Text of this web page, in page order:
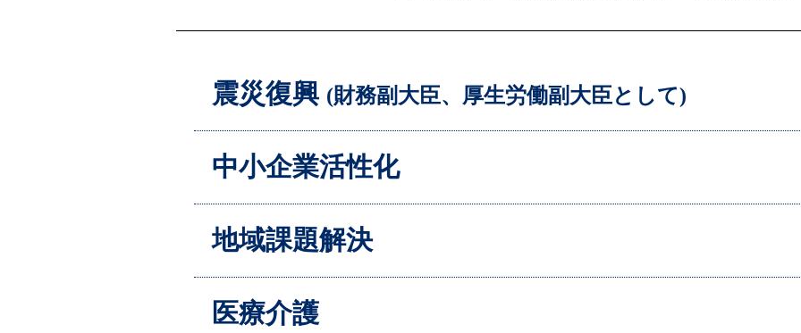
震災復興 (財務副大臣、厚生労働副大臣として)
中小企業活性化
地域課題解決
医療介護